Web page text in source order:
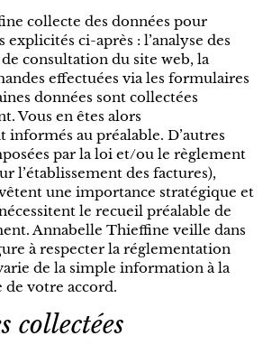
collecte des données pour
explicités ci-après : l’analyse des
consultation du site web, la
effectuées via les formulaires
données sont collectées
Vous en êtes alors
informés au préalable. D’autres
par la loi et/ou le règlement
l’établissement des factures),
une importance stratégique et
le recueil préalable de
Annabelle Thieffine veille dans
à respecter la réglementation
de la simple information à la
votre accord.
collectées